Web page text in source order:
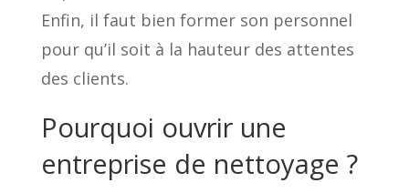
Enfin, il faut bien former son personnel
pour qu’il soit à la hauteur des attentes
des clients.
Pourquoi ouvrir une
entreprise de nettoyage ?